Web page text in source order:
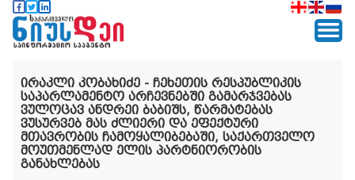
ირაკლი კობახიძე - ჩეხეთის რესპუბლიკის
საპარლამენტო არჩევნებში გამარჯვებას
ვულოცავ ანდრეი ბაბიშს, წარმატებას
ვუსურვებ მას ძლიერი და ეფექტური
მთავრობის ჩამოყალიბებაში, საქართველო
მოუთმენლად ელის პარტნიორობის
განახლებას